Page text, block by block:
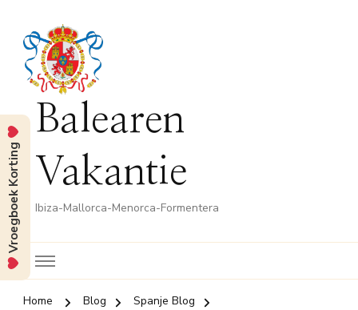
Balearen
Vakantie
Ibiza-Mallorca-Menorca-Formentera
Home Blog
Spanje Blog
Vroegboek Korting